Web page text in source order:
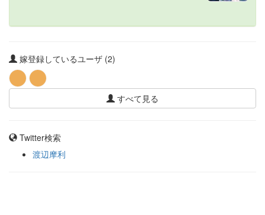
嫁登録しているユーザ (2)
すべて見る
Twitter検索
渡辺摩利